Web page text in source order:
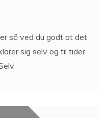
så ved du godt at det
sig selv og til tider